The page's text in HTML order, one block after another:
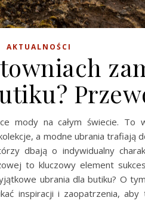
AKTUALNOŚCI
mody na całym świecie. To
a modne ubrania trafiają
dbają o indywidualny
to kluczowy element
ubrania dla butiku? O
inspiracji i zaopatrzenia, aby